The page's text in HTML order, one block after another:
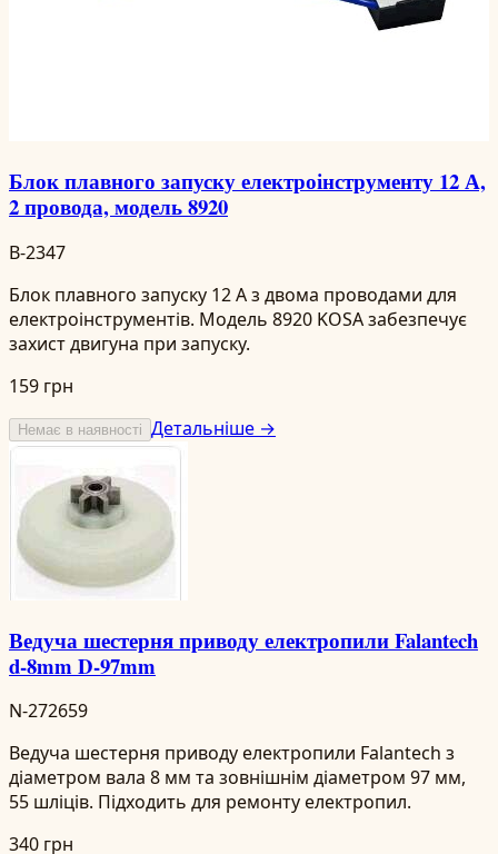
Блок плавного запуску електроінструменту 12 А,
2 провода, модель 8920
B-2347
Блок плавного запуску 12 А з двома проводами для
електроінструментів. Модель 8920 KOSA забезпечує
захист двигуна при запуску.
159 грн
Немає в наявності Детальніше →
Ведуча шестерня приводу електропили Falantech
d-8mm D-97mm
N-272659
Ведуча шестерня приводу електропили Falantech з
діаметром вала 8 мм та зовнішнім діаметром 97 мм,
55 шліців. Підходить для ремонту електропил.
340 грн